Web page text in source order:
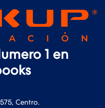
1 en
Centro.